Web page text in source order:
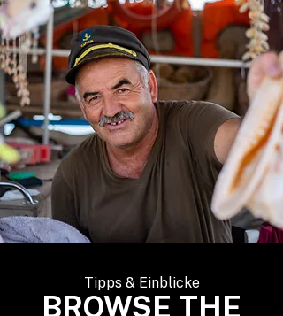
Tipps & Einblicke
BROWSE THE